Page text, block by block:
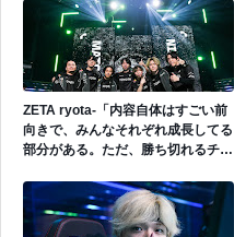
ZETA ryota-「内容自体はすごい前
向きで、みんなそれぞれ成長してる
部分がある。ただ、勝ち切れるチー
レベルに上がらないといけない。」